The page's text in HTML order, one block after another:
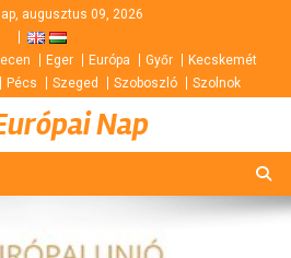
augusztus 09, 2026
Eger Európa Győr
Kecskemét
Pécs Szeged Szoboszló Szolnok
Nap